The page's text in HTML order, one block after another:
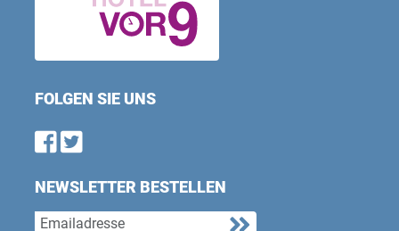
FOLGEN SIE UNS
Find us on Facebook
Follow us on Twitter
NEWSLETTER BESTELLEN